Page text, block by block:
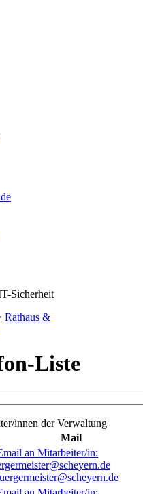
Rathaus &
Liste
innen der Verwaltung
Mail